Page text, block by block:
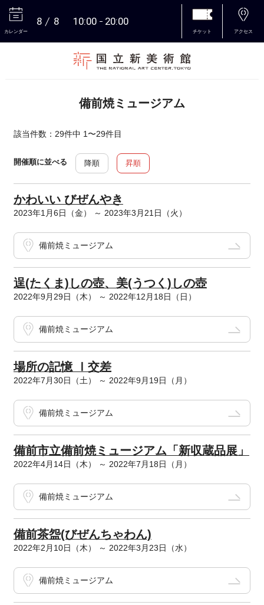
カレンダー
8 8 10:00 20:00
チケット アクセス
備前焼ミュージアム
該当件数：29件中 1〜29件目
開催順に並べる 降順 昇順
かわいい びぜんやき
2023年1月6日（金） ～ 2023年3月21日（火）
備前焼ミュージアム
逞(たくま)しの壺、美(うつく)しの壺
2022年9月29日（木） ～ 2022年12月18日（日）
備前焼ミュージアム
場所の記憶 Ⅰ交差
2022年7月30日（土） ～ 2022年9月19日（月）
備前焼ミュージアム
備前市立備前焼ミュージアム「新収蔵品展」
2022年4月14日（木） ～ 2022年7月18日（月）
備前焼ミュージアム
備前茶盌(びぜんちゃわん)
2022年2月10日（木） ～ 2022年3月23日（水）
備前焼ミュージアム